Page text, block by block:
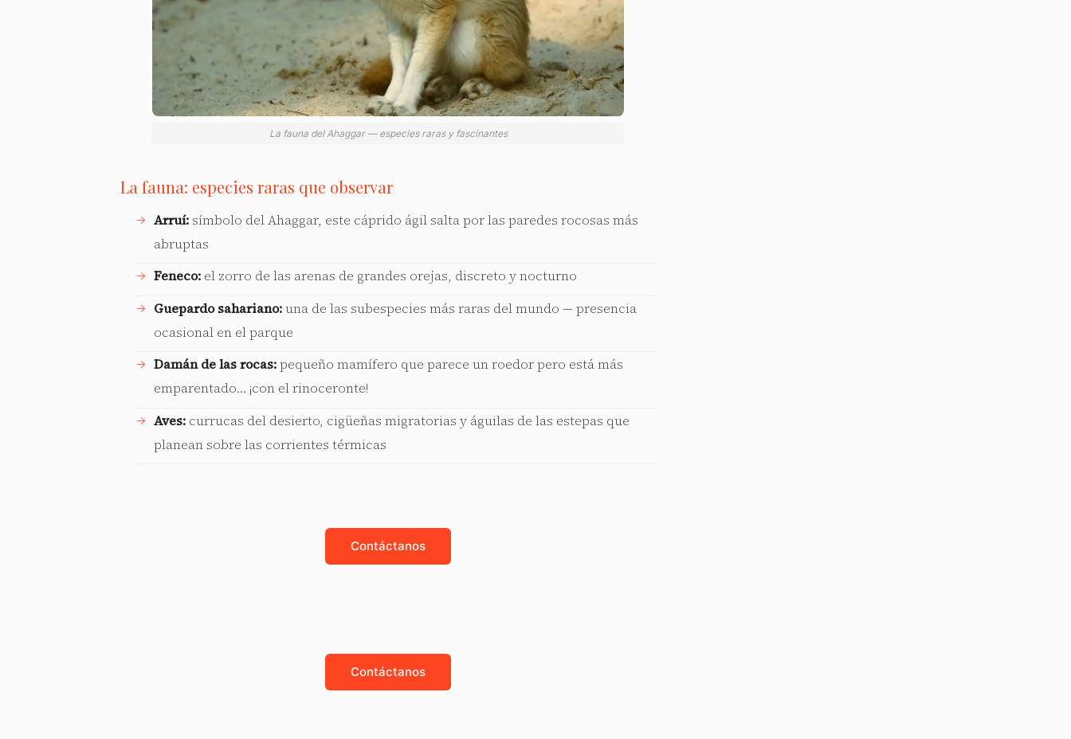
La fauna del Ahaggar — especies raras y fascinantes
La fauna: especies raras que observar
Arruí:símbolo del Ahaggar, este cáprido ágil salta por las paredes rocosas más
abruptas
Feneco:el zorro de las arenas de grandes orejas, discreto y nocturno
Guepardo sahariano:una de las subespecies más raras del mundo — presencia
ocasional en el parque
Damán de las rocas:pequeño mamífero que parece un roedor pero está más
emparentado… ¡con el rinoceronte!
Aves:currucas del desierto, cigüeñas migratorias y águilas de las estepas que
planean sobre las corrientes térmicas
Contáctanos
Contáctanos